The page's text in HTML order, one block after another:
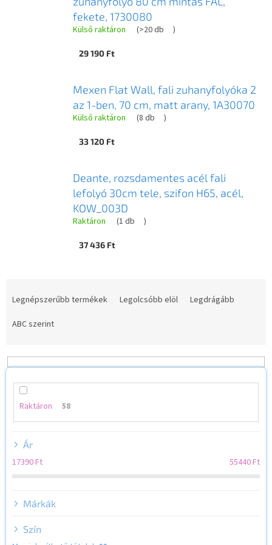
fekete, 1730080
Külső raktáron (>20 db )
29 190 Ft
Mexen Flat Wall, fali zuhanyfolyóka 2
az 1-ben, 70 cm, matt arany, 1A30070
Külső raktáron (8 db )
33 120 Ft
Deante, rozsdamentes acél fali
lefolyó 30cm tele, szifon H65, acél,
KOW_003D
Raktáron (1 db )
37 436 Ft
m
e
Legnépszerűbb termékek Legolcsóbb elöl
Legdrágább
ABC szerint
Raktáron 58
Ár
17390Ft 55440Ft
Márkák
Szín